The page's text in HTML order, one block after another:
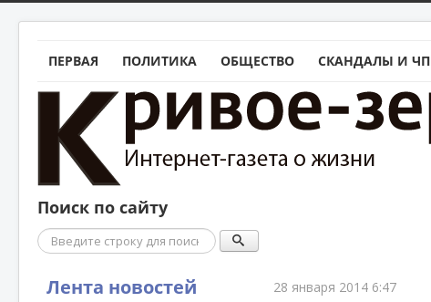
ПЕРВАЯ ПОЛИТИКА ОБЩЕСТВО СКАНДАЛЫ И ЧП
Поиск по сайту
Поиск
Лента новостей 28 января 2014 6:47